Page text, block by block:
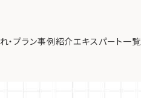
・プラン事例紹介エキスパート一覧
略とライフプランの「設計図」。